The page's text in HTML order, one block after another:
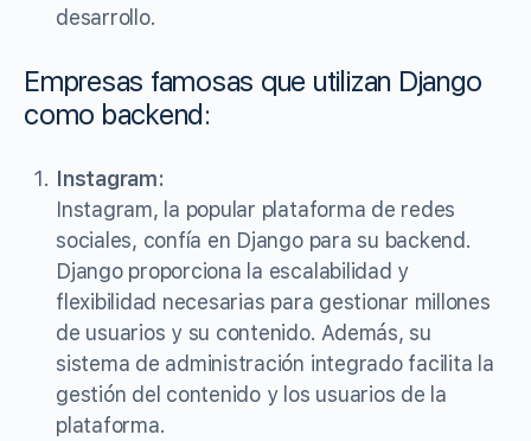
desarrollo.
Empresas famosas que utilizan Django
como backend:
Instagram:
Instagram, la popular plataforma de redes
sociales, confía en Django para su backend.
Django proporciona la escalabilidad y
flexibilidad necesarias para gestionar millones
de usuarios y su contenido. Además, su
sistema de administración integrado facilita la
gestión del contenido y los usuarios de la
plataforma.